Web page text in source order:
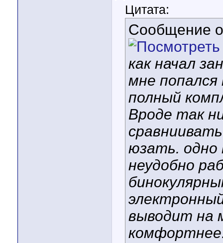
Цитата:
Сообщение
как начал
мне попался
полный
Вроде так
юзать. одно
неудобно
выводит на